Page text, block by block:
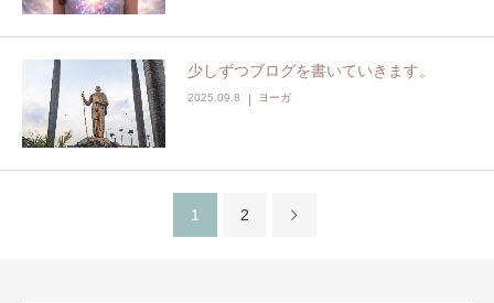
少しずつブログを書いていきます。
2025.09.8 ヨーガ
1 2